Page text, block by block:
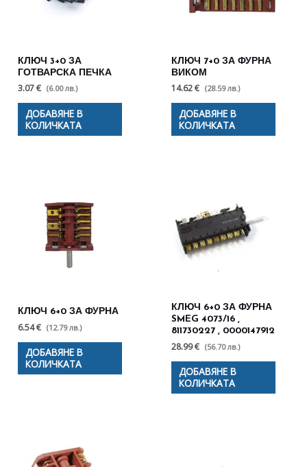
КЛЮЧ 3+0 ЗА
ГОТВАРСКА ПЕЧКА
3.07 € (6.00 лв.)
ДОБАВЯНЕ В
КОЛИЧКАТА
КЛЮЧ 7+0 ЗА ФУРНА
ВИКОМ
14.62 € (28.59 лв.)
ДОБАВЯНЕ В
КОЛИЧКАТА
КЛЮЧ 6+0 ЗА ФУРНА
6.54 € (12.79 лв.)
ДОБАВЯНЕ В
КОЛИЧКАТА
КЛЮЧ 6+0 ЗА ФУРНА
SMEG 4073/16 ,
811730227 , 0000147912
28.99 € (56.70 лв.)
ДОБАВЯНЕ В
КОЛИЧКАТА